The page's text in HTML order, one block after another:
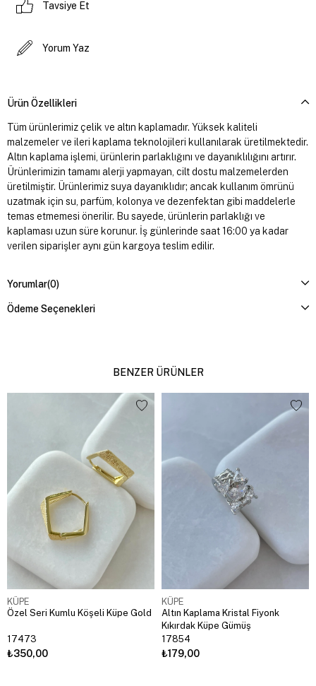
Tavsiye Et
Yorum Yaz
Ürün Özellikleri
Tüm ürünlerimiz çelik ve altın kaplamadır. Yüksek kaliteli
malzemeler ve ileri kaplama teknolojileri kullanılarak üretilmektedir.
Altın kaplama işlemi, ürünlerin parlaklığını ve dayanıklılığını artırır.
Ürünlerimizin tamamı alerji yapmayan, cilt dostu malzemelerden
üretilmiştir. Ürünlerimiz suya dayanıklıdır; ancak kullanım ömrünü
uzatmak için su, parfüm, kolonya ve dezenfektan gibi maddelerle
temas etmemesi önerilir. Bu sayede, ürünlerin parlaklığı ve
kaplaması uzun süre korunur. İş günlerinde saat 16:00 ya kadar
verilen siparişler aynı gün kargoya teslim edilir.
Yorumlar(0)
Ödeme Seçenekleri
BENZER ÜRÜNLER
KÜPE
Özel Seri Kumlu Köşeli Küpe Gold
17473
₺350,00
KÜPE
Altın Kaplama Kristal Fiyonk
Kıkırdak Küpe Gümüş
17854
₺179,00